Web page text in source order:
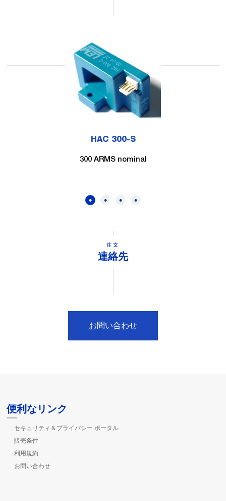
HAC 300-S
300 ARMS nominal
注文
連絡先
お問い合わせ
便利なリンク
セキュリティ＆プライバシー ポータル
販売条件
利用規約
お問い合わせ